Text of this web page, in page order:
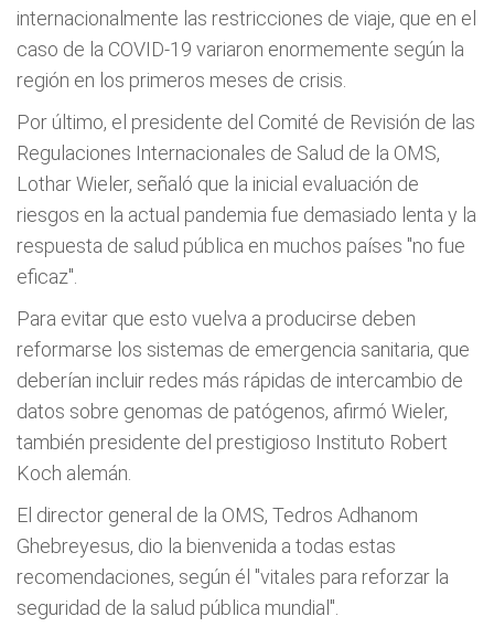
internacionalmente las restricciones de viaje, que en el
caso de la COVID-19 variaron enormemente según la
región en los primeros meses de crisis.
Por último, el presidente del Comité de Revisión de las
Regulaciones Internacionales de Salud de la OMS,
Lothar Wieler, señaló que la inicial evaluación de
riesgos en la actual pandemia fue demasiado lenta y la
respuesta de salud pública en muchos países "no fue
eficaz".
Para evitar que esto vuelva a producirse deben
reformarse los sistemas de emergencia sanitaria, que
deberían incluir redes más rápidas de intercambio de
datos sobre genomas de patógenos, afirmó Wieler,
también presidente del prestigioso Instituto Robert
Koch alemán.
El director general de la OMS, Tedros Adhanom
Ghebreyesus, dio la bienvenida a todas estas
recomendaciones, según él "vitales para reforzar la
seguridad de la salud pública mundial".